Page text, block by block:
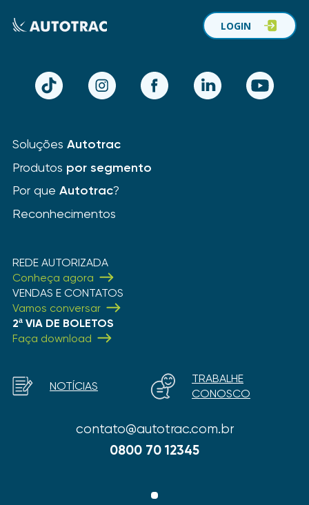
TikTok Instagram Facebook LinkedIn YouTube
LOGIN
Soluções Autotrac
Produtos por segmento
Por que Autotrac?
Reconhecimentos
REDE AUTORIZADA
Conheça agora
VENDAS E CONTATOS
Vamos conversar
2ª VIA DE BOLETOS
Faça download
contato@autotrac.com.br
0800 70 12345
NOTÍCIAS
TRABALHE
CONOSCO